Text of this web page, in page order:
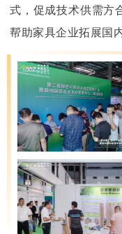
式，促成技术供需方
帮助家具企业拓展国